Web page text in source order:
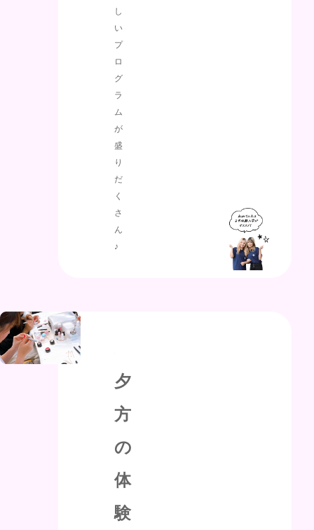
し
い
プ
ロ
グ
ラ
ム
が
盛
り
だ
く
さ
ん
♪
夕
方
の
体
験